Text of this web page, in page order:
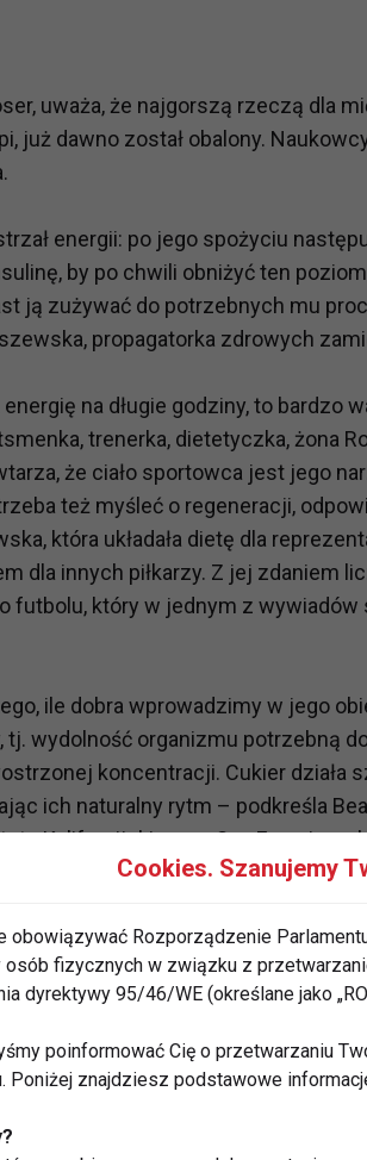
uważa, że najgorszą rzeczą dla
już dawno został obalony.
energii: po jego spożyciu
by po chwili obniżyć ten
ją zużywać do potrzebnych mu
propagatorka zdrowych
na długie godziny, to bardzo
trenerka, dietetyczka, żona
że ciało sportowca jest jego
też myśleć o regeneracji,
która układała dietę dla
dla innych piłkarzy. Z jej zdaniem
futbolu, który w jednym z wywiadów
ile dobra wprowadzimy w jego
wydolność organizmu potrzebną
koncentracji. Cukier działa
ich naturalny rytm – podkreśla
Kalifornijskiego w San Francisco,
spożycie cukru, alarmuje,
cukru jest szczególnie
poznawczych, czy umiejętności
Cukier jest więc wielkim
wywołać problemy z koncentracją,
do insulinooporności mózgu,
do choroby Alzheimera.
pozwala zawodowym
Cookies. Szanujemy
obowiązywać Rozporządzenie
osób fizycznych w związku z
dyrektywy 95/46/WE (określane jako
poinformować Cię o przetwarzaniu
Poniżej znajdziesz podstawowe